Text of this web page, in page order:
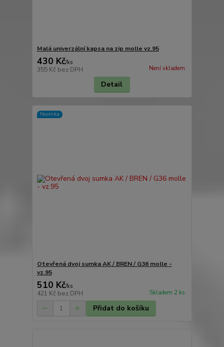
Malá univerzální kapsa na zip molle vz.95
430 Kč/ks
355 Kč bez DPH Není skladem
Detail
Novinka
Otevřená dvoj sumka AK / BREN / G36 molle -
vz.95
510 Kč/ks
421 Kč bez DPH Skladem 2 ks
Přidat do košíku